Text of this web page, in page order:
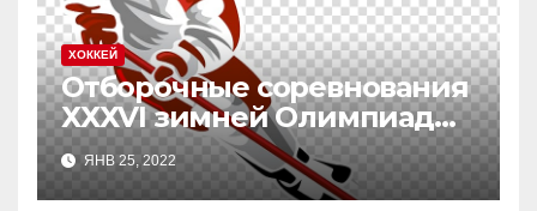
ХОККЕЙ
Отборочные соревнования
ХХХVI зимней Олимпиады
сельских спортсменов
Алтайского края по хоккею.
ЯНВ 25, 2022